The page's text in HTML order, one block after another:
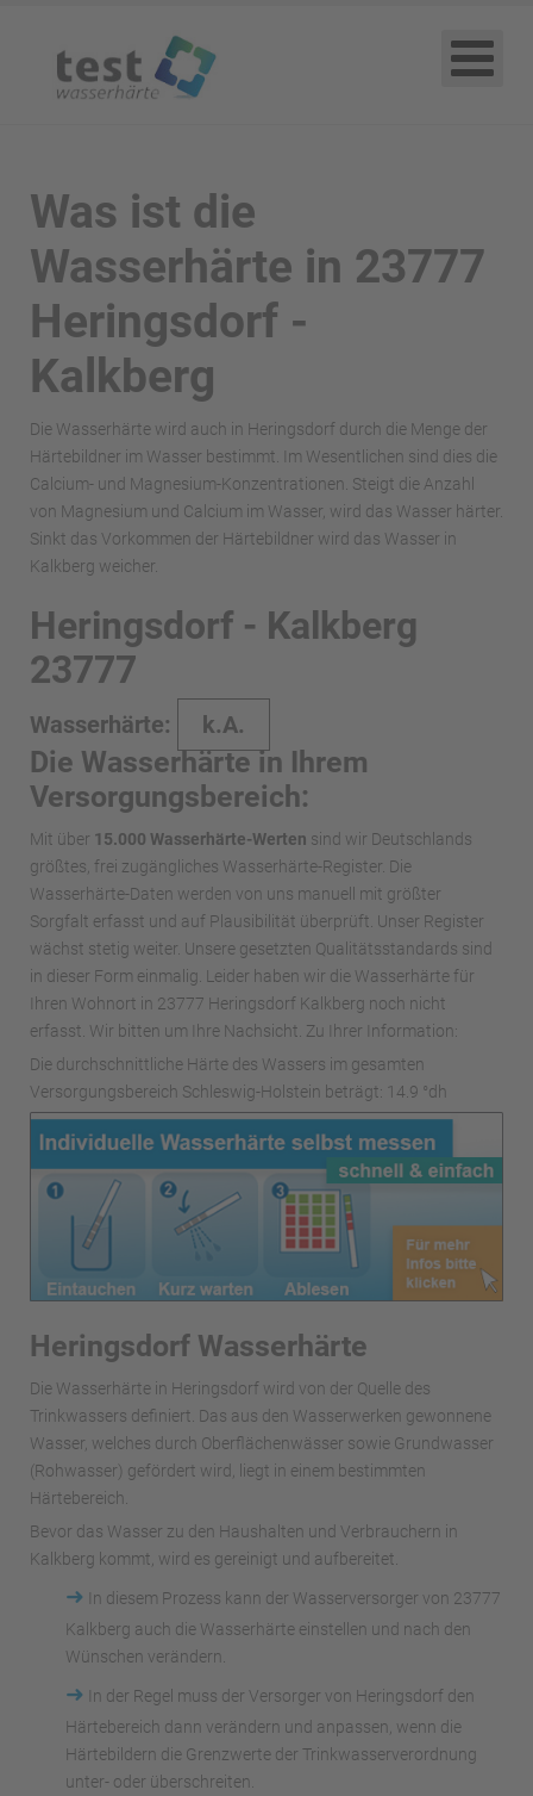
Was ist die
Wasserhärte in 23777
Heringsdorf -
Kalkberg
Die Wasserhärte wird auch in Heringsdorf durch die Menge der
Härtebildner im Wasser bestimmt. Im Wesentlichen sind dies die
Calcium- und Magnesium-Konzentrationen. Steigt die Anzahl
von Magnesium und Calcium im Wasser, wird das Wasser härter.
Sinkt das Vorkommen der Härtebildner wird das Wasser in
Kalkberg weicher.
Heringsdorf - Kalkberg
23777
Wasserhärte: k.A.
Die Wasserhärte in Ihrem
Versorgungsbereich:
Mit über 15.000 Wasserhärte-Werten sind wir Deutschlands
größtes, frei zugängliches Wasserhärte-Register. Die
Wasserhärte-Daten werden von uns manuell mit größter
Sorgfalt erfasst und auf Plausibilität überprüft. Unser Register
wächst stetig weiter. Unsere gesetzten Qualitätsstandards sind
in dieser Form einmalig. Leider haben wir die Wasserhärte für
Ihren Wohnort in 23777 Heringsdorf Kalkberg noch nicht
erfasst. Wir bitten um Ihre Nachsicht. Zu Ihrer Information:
Die durchschnittliche Härte des Wassers im gesamten
Versorgungsbereich Schleswig-Holstein beträgt: 14.9 °dh
Heringsdorf Wasserhärte
Die Wasserhärte in Heringsdorf wird von der Quelle des
Trinkwassers definiert. Das aus den Wasserwerken gewonnene
Wasser, welches durch Oberflächenwässer sowie Grundwasser
(Rohwasser) gefördert wird, liegt in einem bestimmten
Härtebereich.
Bevor das Wasser zu den Haushalten und Verbrauchern in
Kalkberg kommt, wird es gereinigt und aufbereitet.
➜
In diesem Prozess kann der Wasserversorger von 23777
Kalkberg auch die Wasserhärte einstellen und nach den
Wünschen verändern.
➜
In der Regel muss der Versorger von Heringsdorf den
Härtebereich dann verändern und anpassen, wenn die
Härtebildern die Grenzwerte der Trinkwasserverordnung
unter- oder überschreiten.